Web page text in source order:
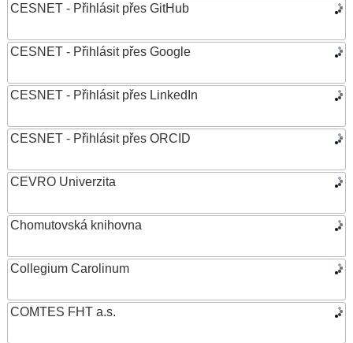
CESNET - Přihlásit přes GitHub
CESNET - Přihlásit přes Google
CESNET - Přihlásit přes LinkedIn
CESNET - Přihlásit přes ORCID
CEVRO Univerzita
Chomutovská knihovna
Collegium Carolinum
COMTES FHT a.s.